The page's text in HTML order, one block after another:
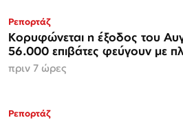
Ρεπορτάζ
Κορυφώνεται η έξοδος του
56.000 επιβάτες φεύγουν με
πριν 7 ώρες
Ρεπορτάζ